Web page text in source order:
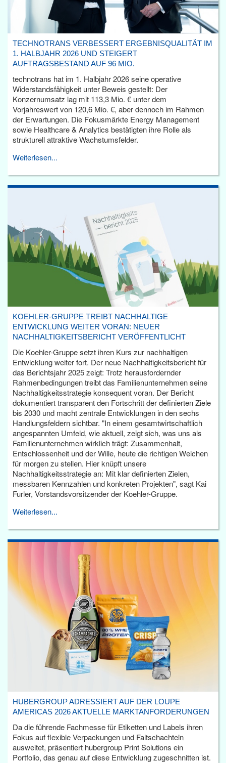
TECHNOTRANS VERBESSERT ERGEBNISQUALITÄT IM
1. HALBJAHR 2026 UND STEIGERT
AUFTRAGSBESTAND AUF 96 MIO.
technotrans hat im 1. Halbjahr 2026 seine operative
Widerstandsfähigkeit unter Beweis gestellt: Der
Konzernumsatz lag mit 113,3 Mio. € unter dem
Vorjahreswert von 120,6 Mio. €, aber dennoch im Rahmen
der Erwartungen. Die Fokusmärkte Energy Management
sowie Healthcare & Analytics bestätigten ihre Rolle als
strukturell attraktive Wachstumsfelder.
Weiterlesen...
KOEHLER-GRUPPE TREIBT NACHHALTIGE
ENTWICKLUNG WEITER VORAN: NEUER
NACHHALTIGKEITSBERICHT VERÖFFENTLICHT
Die Koehler-Gruppe setzt ihren Kurs zur nachhaltigen
Entwicklung weiter fort. Der neue Nachhaltigkeitsbericht für
das Berichtsjahr 2025 zeigt: Trotz herausfordernder
Rahmenbedingungen treibt das Familienunternehmen seine
Nachhaltigkeitsstrategie konsequent voran. Der Bericht
dokumentiert transparent den Fortschritt der definierten Ziele
bis 2030 und macht zentrale Entwicklungen in den sechs
Handlungsfeldern sichtbar. "In einem gesamtwirtschaftlich
angespannten Umfeld, wie aktuell, zeigt sich, was uns als
Familienunternehmen wirklich trägt: Zusammenhalt,
Entschlossenheit und der Wille, heute die richtigen Weichen
für morgen zu stellen. Hier knüpft unsere
Nachhaltigkeitsstrategie an: Mit klar definierten Zielen,
messbaren Kennzahlen und konkreten Projekten", sagt Kai
Furler, Vorstandsvorsitzender der Koehler-Gruppe.
Weiterlesen...
HUBERGROUP ADRESSIERT AUF DER LOUPE
AMERICAS 2026 AKTUELLE MARKTANFORDERUNGEN
Da die führende Fachmesse für Etiketten und Labels ihren
Fokus auf flexible Verpackungen und Faltschachteln
ausweitet, präsentiert hubergroup Print Solutions ein
Portfolio, das genau auf diese Entwicklung zugeschnitten ist.